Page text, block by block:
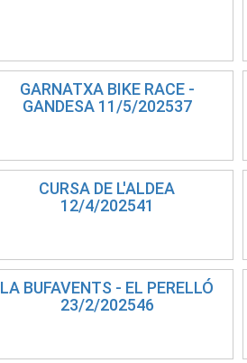
GARNATXA BIKE RACE -
GANDESA 11/5/202537
CURSA DE L'ALDEA
12/4/202541
LA BUFAVENTS - EL PERELLÓ
23/2/202546